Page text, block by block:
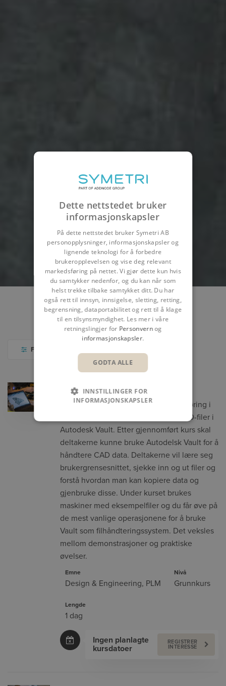
KURS KALENDER LOKASJON
FILTER
AUTODESK VAULT GRUNNKURS
Autodesk Vault Grunnkurs gir en innføring i
bruk og oppsett av håndtering av CAD-filer i
Autodesk Vault. Etter gjennomført kurs skal
deltakerne kunne bruke Autodelsk Vault for å
håndtere CAD data. Deltakerne vil lære seg
brukergrensesnittet, sjekke inn og ut filer og
forstå hvordan man kan kopiere data og
gjenbruke disse. Under kurset brukes
maskiner med eksempelfiler og du får øve på
de mest vanlige operasjonene for å bruke
Vault som filhåndteringssystem. Det veksles
mellom demonstrasjoner og praktiske
øvelser.
Emne
Design & Engineering, PLM
Nivå
Grunnkurs
Lengde
1 dag
Ingen planlagte
kursdatoer
REGISTRER
INTERESSE
Dette nettstedet bruker
informasjonskapsler
På dette nettstedet bruker Symetri AB
personopplysninger, informasjonskapsler og
lignende teknologi for å forbedre
brukeropplevelsen og vise deg relevant
markedsføring på nettet. Vi gjør dette kun hvis
du samtykker nedenfor, og du kan når som
helst trekke tilbake samtykket ditt. Du har
også rett til innsyn, innsigelse, sletting, retting,
begrensning, dataportabilitet og rett til å klage
til en tilsynsmyndighet. Les mer i våre
retningslingjer for Personvernog
informasjonskapsler.
GODTA ALLE
INNSTILLINGER FOR
INFORMASJONSKAPSLER